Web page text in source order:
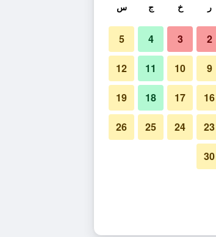
ر خ ج س
2
3
4
5
9
10
11
12
16
17
18
19
23
24
25
26
30